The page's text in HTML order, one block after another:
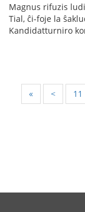
Magnus rifuzis
Tial, ĉi-foje la
Kandidatturniro
« < 11